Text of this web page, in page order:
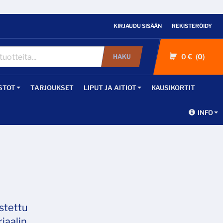
KIRJAUDU SISÄÄN REKISTERÖIDY
HAKU 0 € 0
TARJOUKSET LIPUT JA AITIOT KAUSIKORTIT
INFO